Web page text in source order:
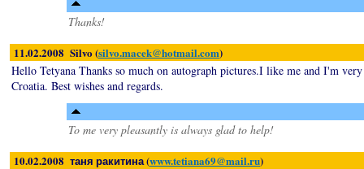
Thanks!
11.02.2008 Silvo (silvo.macek@hotmail.com)
Hello Tetyana Thanks so much on autograph pictures.I like me and I'm
Croatia. Best wishes and regards.
To me very pleasantly is always glad to help!
10.02.2008 таня ракитина (www.tetiana69@mail.ru)